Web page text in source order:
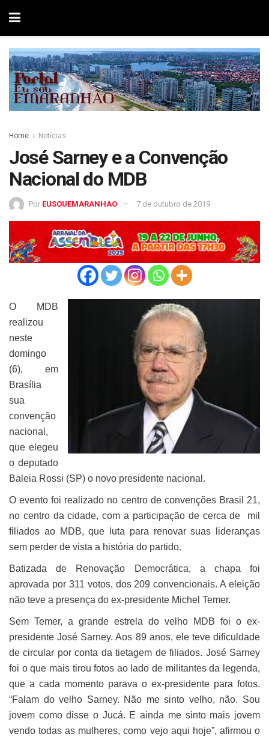
Home Notícias
José Sarney e a Convenção
Nacional do MDB
Por EUSOUEMARANHAO 7 de outubro de 2019
O MDB
realizou
neste
domingo
(6), em
Brasília
sua
convenção
nacional,
que elegeu
o deputado
Baleia Rossi (SP) o novo presidente nacional.
O evento foi realizado no centro de convenções Brasil 21,
no centro da cidade, com a participação de cerca de mil
filiados ao MDB, que luta para renovar suas lideranças
sem perder de vista a história do partido.
Batizada de Renovação Democrática, a chapa foi
aprovada por 311 votos, dos 209 convencionais. A eleição
não teve a presença do ex-presidente Michel Temer.
Sem Temer, a grande estrela do velho MDB foi o ex-
presidente José Sarney. Aos 89 anos, ele teve dificuldade
de circular por conta da tietagem de filiados. José Sarney
foi o que mais tirou fotos ao lado de militantes da legenda,
que a cada momento parava o ex-presidente para fotos.
“Falam do velho Sarney. Não me sinto velho, não. Sou
jovem como disse o Jucá. E ainda me sinto mais jovem
vendo todas as mulheres, como vejo aqui hoje”, afirmou o